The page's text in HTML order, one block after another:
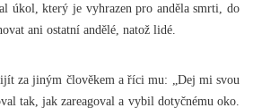
úkol, který je vyhrazen pro anděla smrti, do
ani ostatní andělé, natož lidé.
za jiným člověkem a říci mu: „Dej mi svou
tak, jak zareagoval a vybil dotyčnému oko.